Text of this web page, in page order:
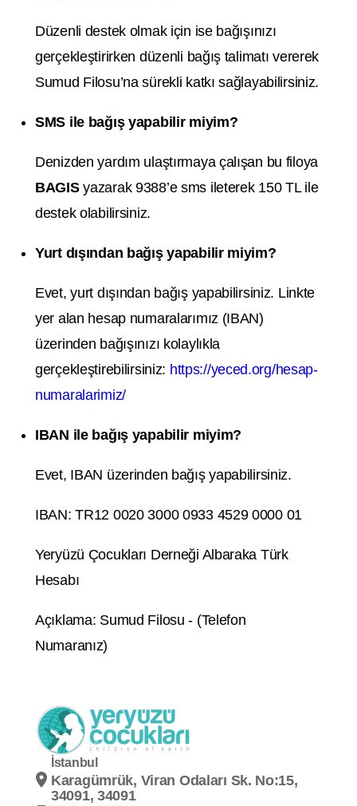
Düzenli destek olmak için ise bağışınızı
gerçekleştirirken düzenli bağış talimatı vererek
Sumud Filosu’na sürekli katkı sağlayabilirsiniz.
SMS ile bağış yapabilir miyim?
Denizden yardım ulaştırmaya çalışan bu filoya
BAGISyazarak 9388’e sms ileterek 150 TL ile
destek olabilirsiniz.
Yurt dışından bağış yapabilir miyim?
Evet, yurt dışından bağış yapabilirsiniz. Linkte
yer alan hesap numaralarımız (IBAN)
üzerinden bağışınızı kolaylıkla
gerçekleştirebilirsiniz: https://yeced.org/hesap-
numaralarimiz/
IBAN ile bağış yapabilir miyim?
Evet, IBAN üzerinden bağış yapabilirsiniz.
IBAN: TR12 0020 3000 0933 4529 0000 01
Yeryüzü Çocukları Derneği Albaraka Türk
Hesabı
Açıklama: Sumud Filosu - (Telefon
Numaranız)
İstanbul
Karagümrük, Viran Odaları Sk. No:15,
34091, 34091